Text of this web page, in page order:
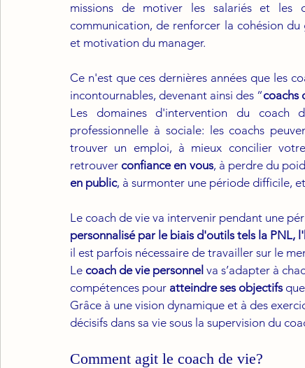
missions de motiver les salariés et les
communication, de renforcer la cohésion
et motivation du manager.
Ce n'est que ces dernières années que les
incontournables, devenant ainsi des “coachs
Les domaines d'intervention du coach
professionnelle à sociale: les coachs
trouver un emploi, à mieux concilier
retrouver confiance en vous, à perdre du
en public, à surmonter une période difficile,
Le coach de vie va intervenir pendant une
personnalisé par le biais d'outils tels la PNL,
il est parfois nécessaire de travailler sur le
Le coach de vie personnel va s’adapter à
compétences pour atteindre ses objectifs
Grâce à une vision dynamique et à des
décisifs dans sa vie sous la supervision du
Comment agit le coach de vie?